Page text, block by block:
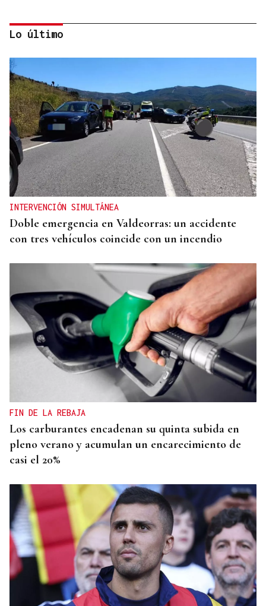
+DEPORTE LA REGIÓN
Pilates al atardecer en el corazón de Viana do
Bolo
Lo último
INTERVENCIÓN SIMULTÁNEA
Doble emergencia en Valdeorras: un accidente
con tres vehículos coincide con un incendio
FIN DE LA REBAJA
Los carburantes encadenan su quinta subida en
pleno verano y acumulan un encarecimiento de
casi el 20%